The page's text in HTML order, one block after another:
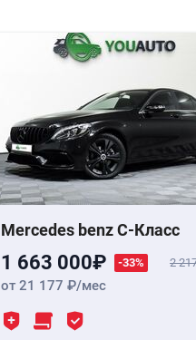
Mercedes benz C-Класс
1 663 000 -33% 2
от 21 177 /мес